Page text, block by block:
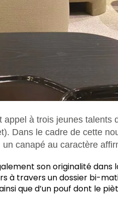
à trois jeunes talents
Dans le cadre de cette
canapé au caractère
son originalité dans
à travers un dossier bi-
que d’un pouf dont le